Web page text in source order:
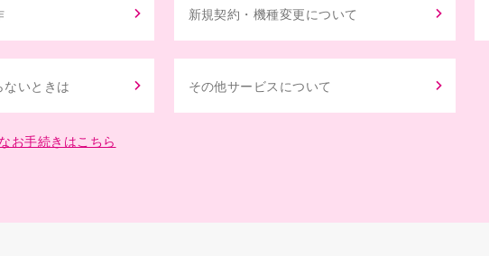
新規契約・機種変更について
いときは その他サービスについて
お手続きはこちら